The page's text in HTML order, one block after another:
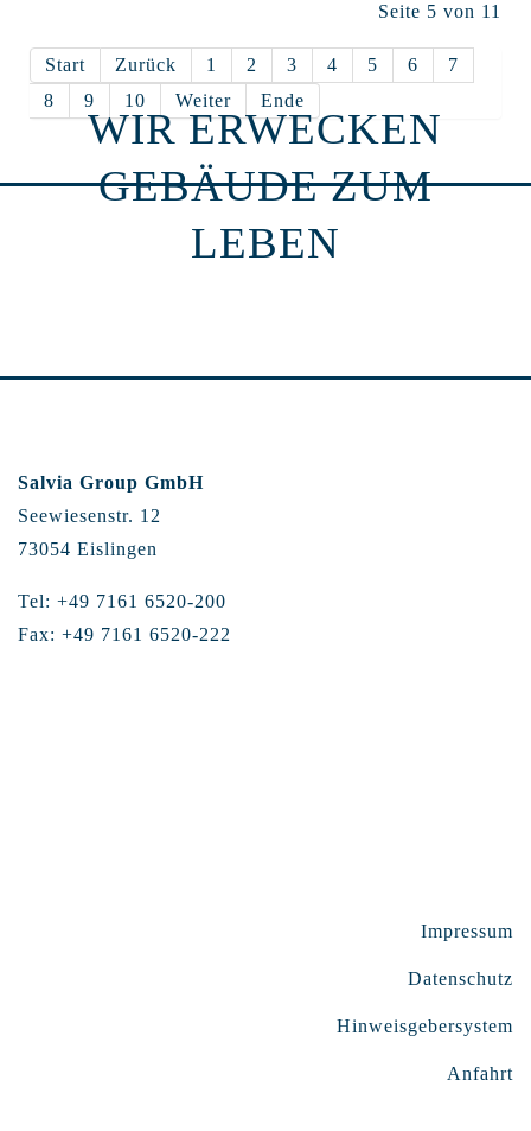
Seite 5 von 11
Start Zurück 1 2 3 4 5 6
7
8
9 10 Weiter Ende
WIR ERWECKEN
GEBÄUDE ZUM
LEBEN
Salvia Group GmbH
Seewiesenstr. 12
73054 Eislingen
Tel: +49 7161 6520-200
Fax: +49 7161 6520-222
Impressum
Datenschutz
Hinweisgebersystem
Anfahrt